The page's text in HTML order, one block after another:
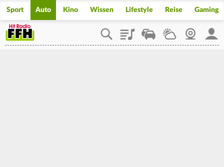
Sport Auto Kino Wissen Lifestyle Reise Gaming
PlaylistStaupilotWetterWebcam